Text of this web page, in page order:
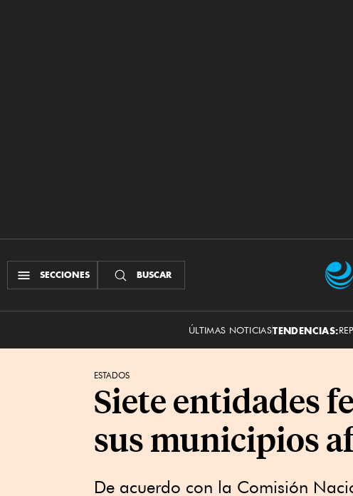
SECCIONES BUSCAR
ÚLTIMAS NOTICIASTENDENCIAS:
ESTADOS
Siete entidades
sus municipios
De acuerdo con la Comisión